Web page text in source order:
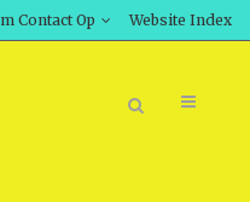
Contact Op Website Index